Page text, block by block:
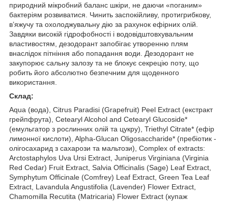
природний мікробний баланс шкіри, не даючи «поганим»
бактеріям розвиватися. Чинить заспокійливу, протигрибкову,
в’яжучу та охолоджувальну дію за рахунок ефірних олій.
Завдяки високій гідрофобності і водовідштовхувальним
властивостям, дезодорант запобігає утворенню плям
внаслідок пітніння або попадання води. Дезодорант не
закупорює сальну залозу та не блокує секрецію поту, що
робить його абсолютно безпечним для щоденного
використання.
Склад:
Aqua (вода), Citrus Paradisi (Grapefruit) Peel Extract (екстракт
грейпфрута), Cetearyl Alcohol and Cetearyl Glucoside*
(емульгатор з рослинних олій та цукру), Triethyl Citrate* (ефір
лимонної кислоти), Alpha-Glucan Oligosaccharide* (пребіотик -
олігосахарид з сахарози та мальтози), Сomplex of extracts:
Arctostaphylos Uva Ursi Extract, Juniperus Virginiana (Virginia
Red Cedar) Fruit Extract, Salvia Officinalis (Sage) Leaf Extract,
Symphytum Officinale (Comfrey) Leaf Extract, Green Tea Leaf
Extract, Lavandula Angustifolia (Lavender) Flower Extract,
Chamomilla Recutita (Matricaria) Flower Extract (купаж